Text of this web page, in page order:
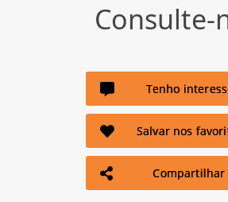
Consulte-
Tenho
Salvar nos
Compartilhar